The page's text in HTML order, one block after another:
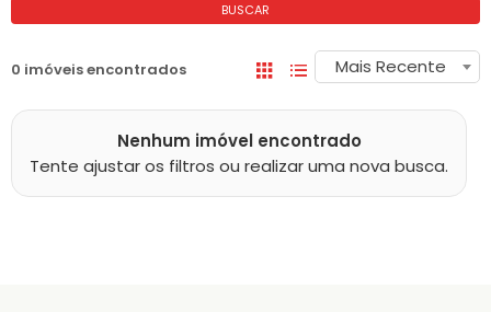
BUSCAR
0 imóveis encontrados Mais Recente
Nenhum imóvel encontrado
Tente ajustar os filtros ou realizar uma nova busca.